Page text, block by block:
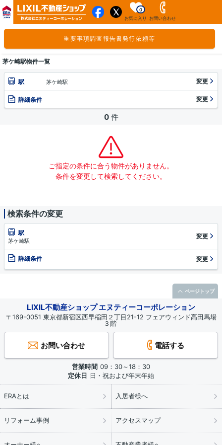
お気に入り
0
お問い合わせ
重要事項調査報告書発行依頼等
茅ケ崎駅物件一覧
駅 茅ケ崎駅 変更
詳細条件 変更
0 件
ご指定の条件に合う物件がありません。
条件を変更して検索してください。
検索条件の変更
駅
茅ケ崎駅
変更
詳細条件 変更
LIXIL不動産ショップ エヌティーコーポレーション
〒169-0051 東京都新宿区西早稲田２丁目21-12 フェアウィンド高田馬場
３階
お問い合わせ 電話する
営業時間 09：30～18：30
定休日 日・祝および年末年始
ERAとは 入居者様へ
リフォーム事例 アクセスマップ
ページトップ